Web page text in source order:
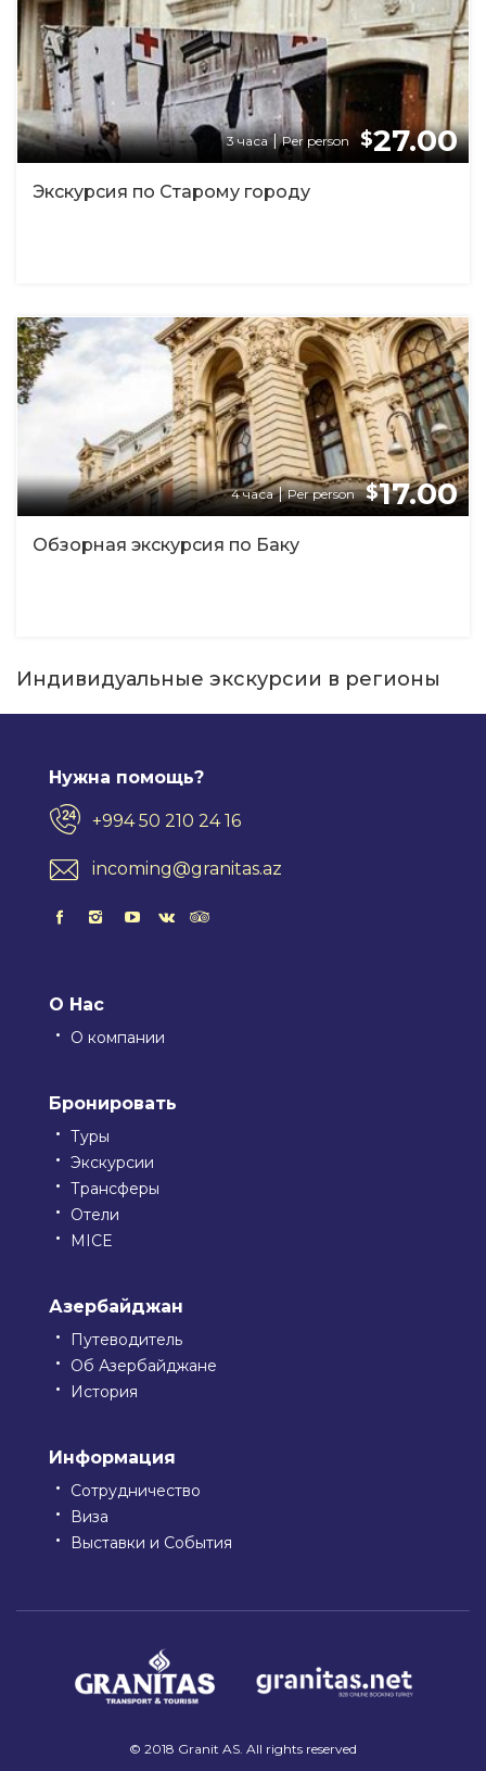
$27.00
3 часа|Per person
Экскурсия по Старому городу
$17.00
4 часа|Per person
Обзорная экскурсия по Баку
Индивидуальные экскурсии в регионы
Нужна помощь?
+994 50 210 24 16
incoming@granitas.az
О Нас
О компании
Бронировать
Туры
Экскурсии
Трансферы
Отели
MICE
Азербайджан
Путеводитель
Об Азербайджане
История
Информация
Сотрудничество
Виза
Выставки и События
© 2018 Granit AS. All rights reserved